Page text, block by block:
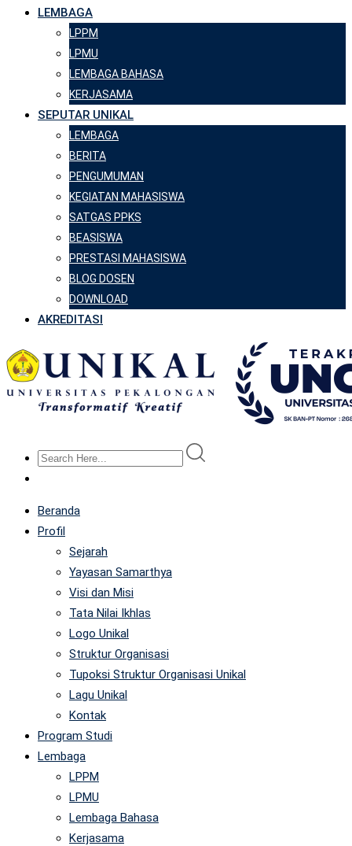
LEMBAGA
LPPM
LPMU
LEMBAGA BAHASA
KERJASAMA
SEPUTAR UNIKAL
LEMBAGA
BERITA
PENGUMUMAN
KEGIATAN MAHASISWA
SATGAS PPKS
BEASISWA
PRESTASI MAHASISWA
BLOG DOSEN
DOWNLOAD
AKREDITASI
Beranda
Profil
Sejarah
Yayasan Samarthya
Visi dan Misi
Tata Nilai Ikhlas
Logo Unikal
Struktur Organisasi
Tupoksi Struktur Organisasi Unikal
Lagu Unikal
Kontak
Program Studi
Lembaga
LPPM
LPMU
Lembaga Bahasa
Kerjasama